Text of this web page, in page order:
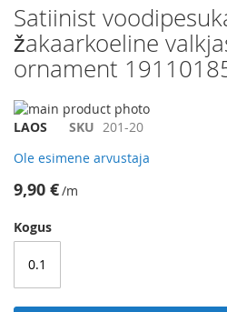
Satiinist
žakaarkoeline
ornament
Skip
to
end
of
the
gallery
Skip
the
beginning
of
images
LAOS SKU 201-20
Ole esimene arvustaja
9,90 €/m
Kogus